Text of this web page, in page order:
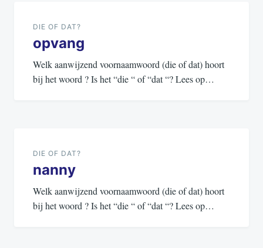
navigatie
DIE OF DAT?
opvang
Welk aanwijzend voornaamwoord (die of dat) hoort
bij het woord ? Is het “die “ of “dat “? Lees op…
DIE OF DAT?
nanny
Welk aanwijzend voornaamwoord (die of dat) hoort
bij het woord ? Is het “die “ of “dat “? Lees op…